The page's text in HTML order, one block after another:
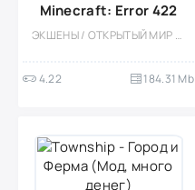
Minecraft: Error 422
ЭКШЕНЫ / ОТКРЫТЫЙ МИР / ВОКСЕЛЬНАЯ / АРКАДЫ / СИМУЛЯТОРЫ / ПЕСОЧНИЦЫ / КАЗУАЛЬНЫЕ / МНОГОПОЛЬЗОВАТЕЛЬСКАЯ / КООПЕРАТИВ / ОДНОПОЛЬЗОВАТЕЛЬСКИЕ / СТИЛИЗАЦИЯ / МОД / ПИКСЕЛЬНАЯ / ОФЛАЙН / ВЫЖИВАНИЕ
4.22 184.31 Mb